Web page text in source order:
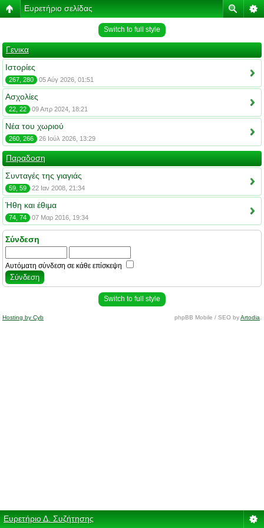
Ευρετήριο σελίδας
Switch to full style
Γενικα
Ιστορίες
267, 280 05 Αύγ 2026, 01:51
Ασχολίες
22, 22 09 Απρ 2024, 18:21
Νέα του χωριού
260, 266 26 Ιούλ 2026, 13:29
Παραδοση
Συνταγές της γιαγιάς
59, 59 22 Ιαν 2008, 21:34
Ήθη και έθιμα
74, 74 07 Μαρ 2016, 19:34
Σύνδεση
Αυτόματη σύνδεση σε κάθε επίσκεψη
Switch to full style
Hosting by Cyb phpBB Mobile / SEO byArtodia
Ευρετήριο Δ. Συζήτησης